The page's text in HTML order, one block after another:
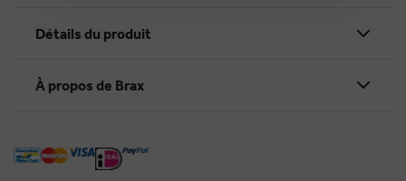
Détails du produit
À propos de Brax